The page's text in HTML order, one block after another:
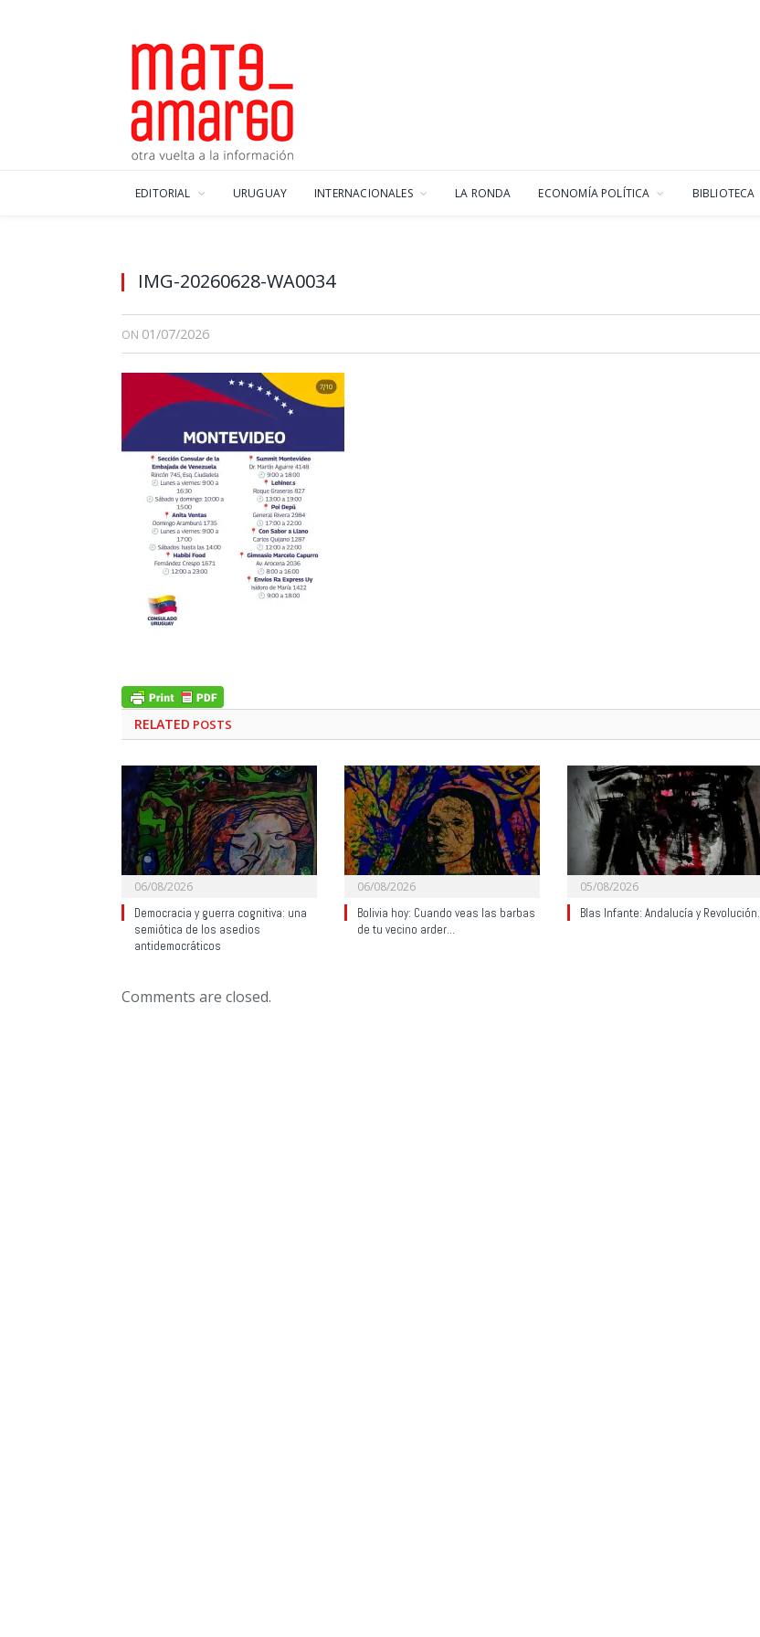
EDITORIAL URUGUAY INTERNACIONALES LA RONDA ECONOMÍA POLÍTICA BIBLIOTECA
IMG-20260628-WA0034
ON 01/07/2026
RELATED POSTS
06/08/2026
Democracia y guerra cognitiva: una
semiótica de los asedios
antidemocráticos
06/08/2026
Bolivia hoy: Cuando veas las barbas
de tu vecino arder…
05/08/2026
Blas Infante: Andalucía y Revolución.
Comments are closed.